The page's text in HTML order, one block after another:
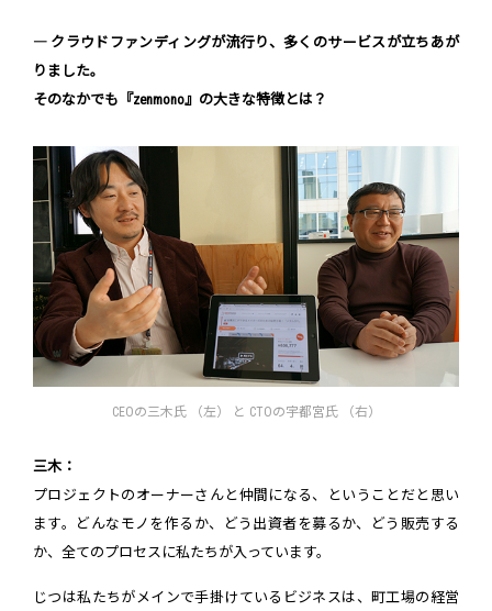
― クラウドファンディングが流行り、多くのサービスが立ちあが
りました。
そのなかでも『zenmono』の大きな特徴とは？
CEOの三木氏 （左） と CTOの宇都宮氏 （右）
三木：
プロジェクトのオーナーさんと仲間になる、ということだと思い
ます。どんなモノを作るか、どう出資者を募るか、どう販売する
か、全てのプロセスに私たちが入っています。
じつは私たちがメインで手掛けているビジネスは、町工場の経営